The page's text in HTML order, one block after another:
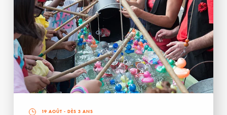
19 AOÛT - DÈS 3 ANS